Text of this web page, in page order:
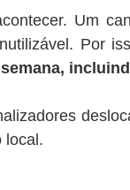
Um
Por
local.